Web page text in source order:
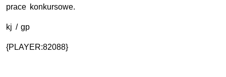
prace konkursowe.
kj / gp
{PLAYER:82088}